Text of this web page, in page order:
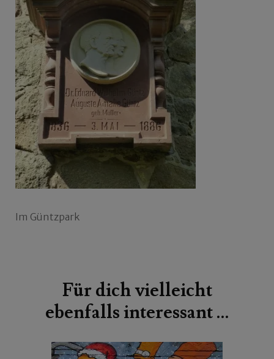
Im Güntzpark
Für dich vielleicht
ebenfalls interessant …